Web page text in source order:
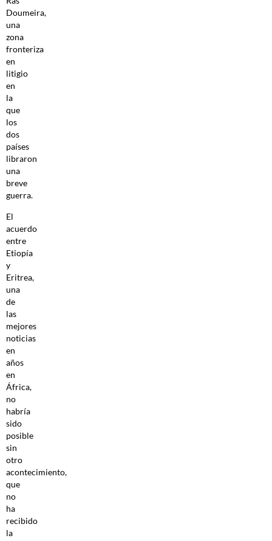
Doumeira,
una
zona
fronteriza
en
litigio
en
la
que
los
dos
países
libraron
una
breve
guerra.
El
acuerdo
entre
Etiopía
y
Eritrea,
una
de
las
mejores
noticias
en
años
en
África,
no
habría
sido
posible
sin
otro
acontecimiento,
que
no
ha
recibido
la